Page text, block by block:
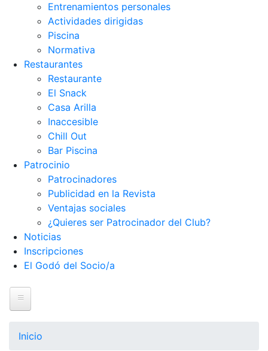
Entrenamientos personales
Actividades dirigidas
Piscina
Normativa
Restaurantes
Restaurante
El Snack
Casa Arilla
Inaccesible
Chill Out
Bar Piscina
Patrocinio
Patrocinadores
Publicidad en la Revista
Ventajas sociales
¿Quieres ser Patrocinador del Club?
Noticias
Inscripciones
El Godó del Socio/a
Inicio